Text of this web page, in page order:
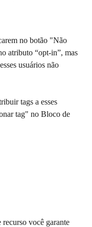
no botão "Não
atributo “opt-in”, mas
usuários não
tags a esses
tag" no Bloco de
recurso você garante